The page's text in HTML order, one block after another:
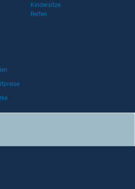
Kindersitze
Reifen